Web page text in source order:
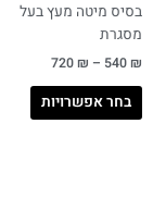
בסיס מיטה מעץ בעל
מסגרת
540₪
–
720₪
בחר אפשרויות